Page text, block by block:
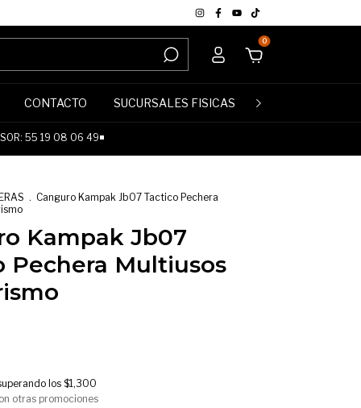
0
CONTACTO SUCURSALES FISICAS
55 19 08 06 49◾
. Canguro Kampak Jb07 Tactico Pechera
Kampak Jb07
Pechera Multiusos
los $1,300
otras promociones